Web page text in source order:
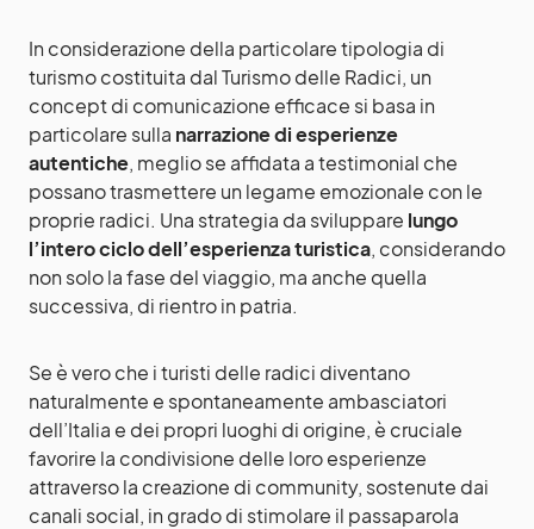
In considerazione della particolare tipologia di
turismo costituita dal Turismo delle Radici, un
concept di comunicazione efficace si basa in
particolare sulla narrazione di esperienze
autentiche, meglio se affidata a testimonial che
possano trasmettere un legame emozionale con le
proprie radici. Una strategia da sviluppare lungo
l’intero ciclo dell’esperienza turistica, considerando
non solo la fase del viaggio, ma anche quella
successiva, di rientro in patria.
Se è vero che i turisti delle radici diventano
naturalmente e spontaneamente ambasciatori
dell’Italia e dei propri luoghi di origine, è cruciale
favorire la condivisione delle loro esperienze
attraverso la creazione di community, sostenute dai
canali social, in grado di stimolare il passaparola